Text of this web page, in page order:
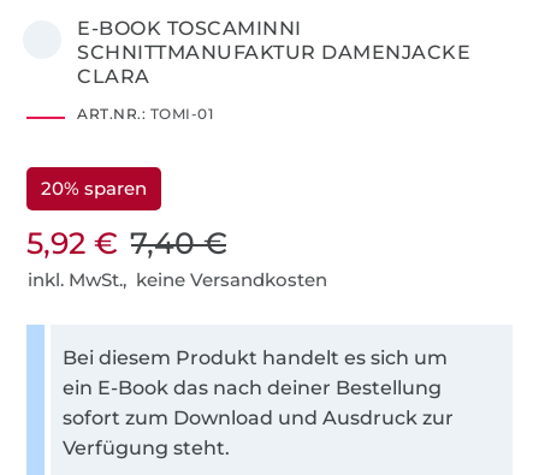
E-BOOK TOSCAMINNI
SCHNITTMANUFAKTUR DAMENJACKE
CLARA
ART.NR.: TOMI-01
20% sparen
5,92 € 7,40 €
inkl. MwSt., keine Versandkosten
Bei diesem Produkt handelt es sich um
ein E-Book das nach deiner Bestellung
sofort zum Download und Ausdruck zur
Verfügung steht.